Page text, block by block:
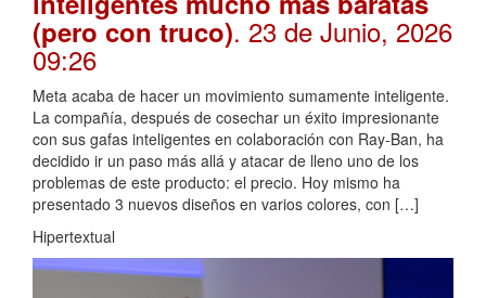
(pero con truco). 23 de Junio, 2026
09:26
Meta acaba de hacer un movimiento sumamente inteligente.
La compañía, después de cosechar un éxito impresionante
con sus gafas inteligentes en colaboración con Ray-Ban, ha
decidido ir un paso más allá y atacar de lleno uno de los
problemas de este producto: el precio. Hoy mismo ha
presentado 3 nuevos diseños en varios colores, con […]
Hipertextual